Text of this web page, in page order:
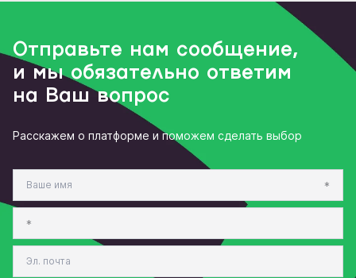
Отправьте нам сообщение,
и мы обязательно ответим
на Ваш вопрос
Расскажем о платформе и поможем сделать выбор
*
*